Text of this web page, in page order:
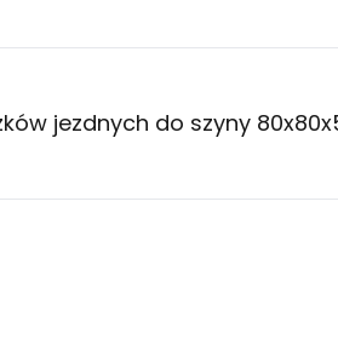
jezdnych do szyny